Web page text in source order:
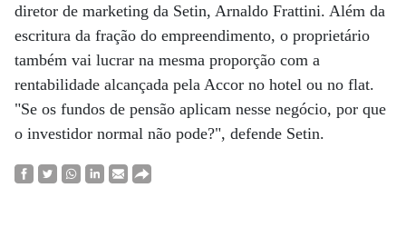
diretor de marketing da Setin, Arnaldo Frattini. Além da
escritura da fração do empreendimento, o proprietário
também vai lucrar na mesma proporção com a
rentabilidade alcançada pela Accor no hotel ou no flat.
"Se os fundos de pensão aplicam nesse negócio, por que
o investidor normal não pode?", defende Setin.